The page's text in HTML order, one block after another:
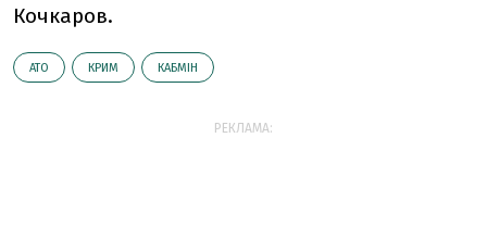
Кочкаров.
АТО КРИМ КАБМІН
РЕКЛАМА: